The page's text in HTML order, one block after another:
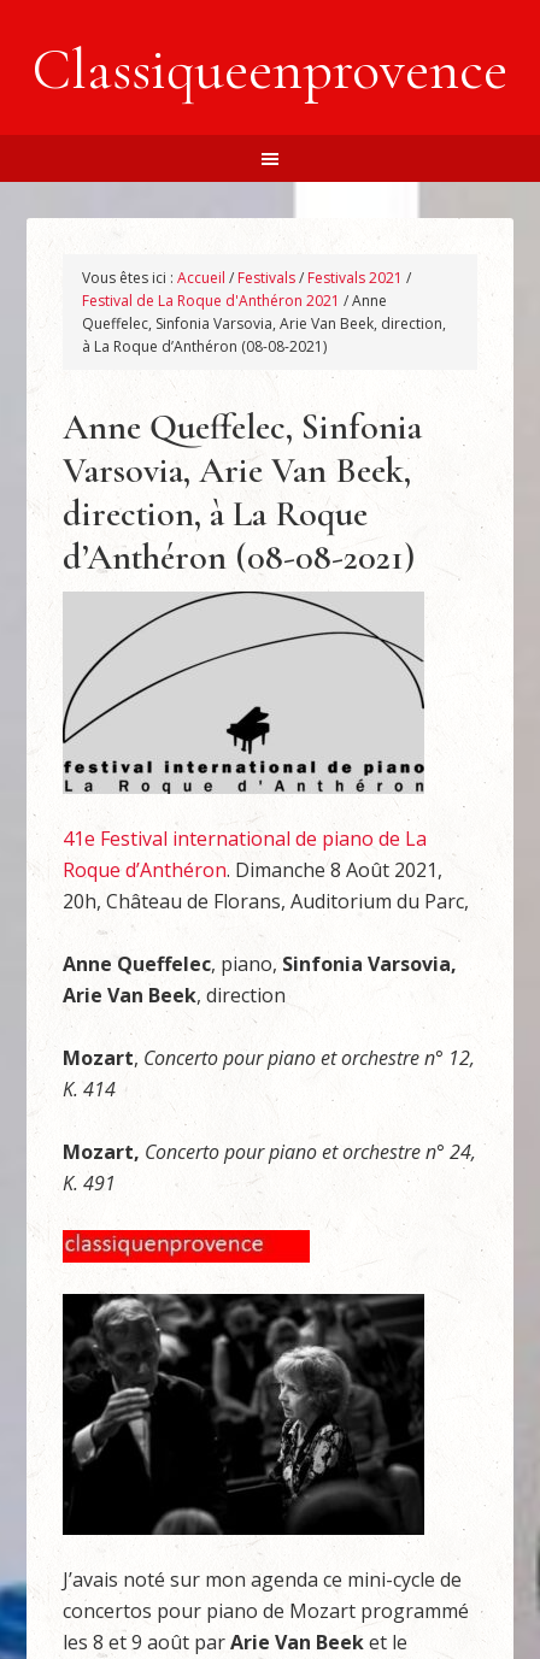
Classiqueenprovence
Vous êtes ici :Accueil / Festivals/ Festivals 2021 /
Festival de La Roque d'Anthéron 2021 /Anne
Queffelec, Sinfonia Varsovia, Arie Van Beek, direction,
à La Roque d’Anthéron (08-08-2021)
Anne Queffelec, Sinfonia
Varsovia, Arie Van Beek,
direction, à La Roque
d’Anthéron (08-08-2021)
41e Festival international de piano de La
Roque d’Anthéron. Dimanche 8 Août 2021,
20h, Château de Florans, Auditorium du Parc,
Anne Queffelec, piano, Sinfonia Varsovia,
Arie Van Beek, direction
Mozart, Concerto pour piano et orchestre n° 12,
K. 414
Mozart, Concerto pour piano et orchestre n° 24,
K. 491
J’avais noté sur mon agenda ce mini-cycle de
concertos pour piano de Mozart programmé
les 8 et 9 août parArie Van Beeket le